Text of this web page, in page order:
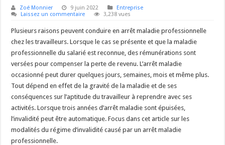
Zoé Monnier 9 juin 2022
Entreprise
Laissez un commentaire
3,238 vues
Plusieurs raisons peuvent conduire en arrêt maladie professionnelle
chez les travailleurs. Lorsque le cas se présente et que la maladie
professionnelle du salarié est reconnue, des rémunérations sont
versées pour compenser la perte de revenu. L’arrêt maladie
occasionné peut durer quelques jours, semaines, mois et même plus.
Tout dépend en effet de la gravité de la maladie et de ses
conséquences sur l’aptitude du travailleur à reprendre avec ses
activités. Lorsque trois années d’arrêt maladie sont épuisées,
l’invalidité peut être automatique. Focus dans cet article sur les
modalités du régime d’invalidité causé par un arrêt maladie
professionnelle.